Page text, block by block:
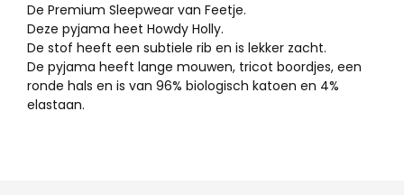
De Premium Sleepwear van Feetje.
Deze pyjama heet Howdy Holly.
De stof heeft een subtiele rib en is lekker zacht.
De pyjama heeft lange mouwen, tricot boordjes, een
ronde hals en is van 96% biologisch katoen en 4%
elastaan.